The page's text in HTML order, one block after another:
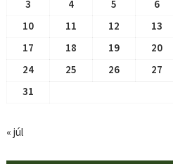
3
4 5 6
10
11 12 13
17
18 19 20
24
25 26 27
31
« júl